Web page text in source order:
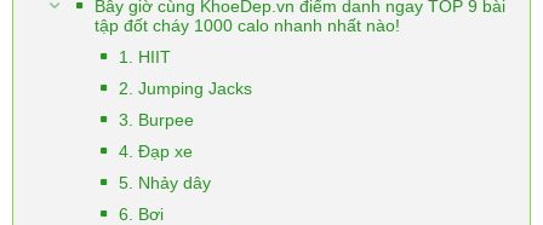
Bây giờ cùng KhoeDep.vn điểm danh ngay TOP 9 bài
tập đốt cháy 1000 calo nhanh nhất nào!
1. HIIT
2. Jumping Jacks
3. Burpee
4. Đạp xe
5. Nhảy dây
6. Bơi